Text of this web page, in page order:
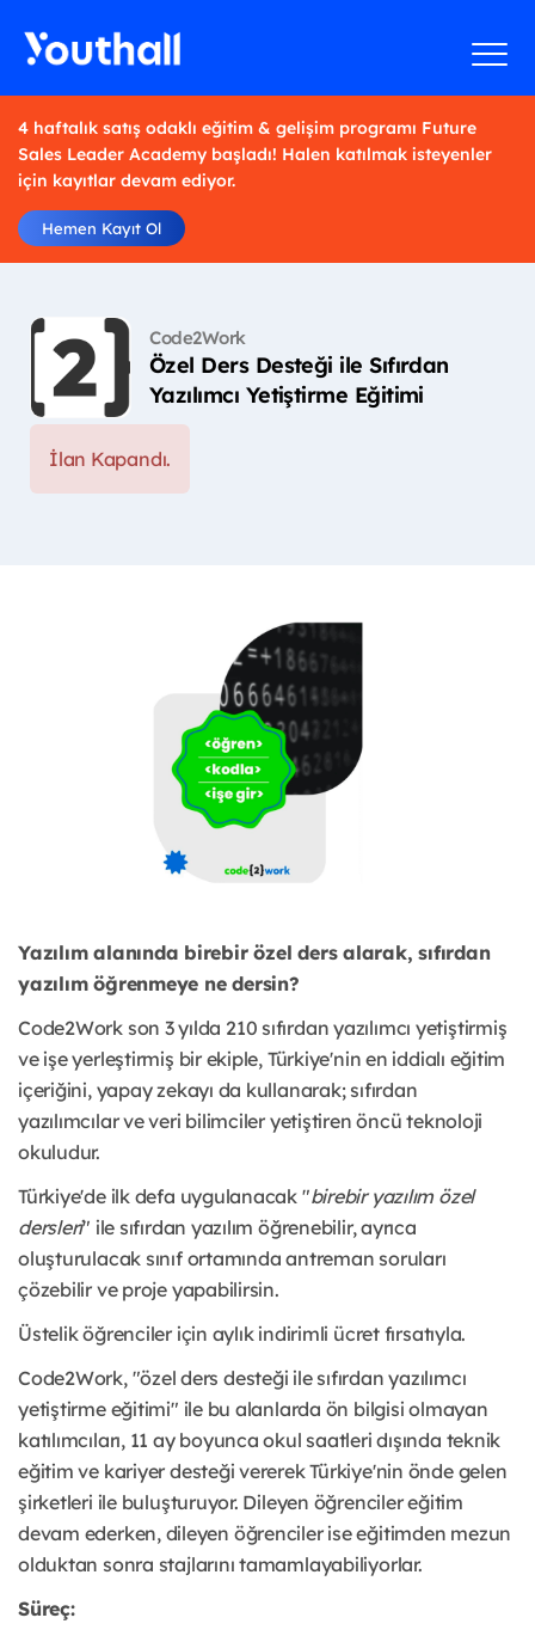
4 haftalık satış odaklı eğitim & gelişim programı Future
Sales Leader Academy başladı! Halen katılmak isteyenler
için kayıtlar devam ediyor.
Hemen Kayıt Ol
Code2Work
Özel Ders Desteği ile Sıfırdan
Yazılımcı Yetiştirme Eğitimi
İlan Kapandı.
Yazılım alanında birebir özel ders alarak, sıfırdan
yazılım öğrenmeye ne dersin?
Code2Work son 3 yılda 210 sıfırdan yazılımcı yetiştirmiş
ve işe yerleştirmiş bir ekiple, Türkiye'nin en iddialı eğitim
içeriğini, yapay zekayı da kullanarak; sıfırdan
yazılımcılar ve veri bilimciler yetiştiren öncü teknoloji
okuludur.
Türkiye'de ilk defa uygulanacak "birebir yazılım özel
dersleri" ile sıfırdan yazılım öğrenebilir, ayrıca
oluşturulacak sınıf ortamında antreman soruları
çözebilir ve proje yapabilirsin.
Üstelik öğrenciler için aylık indirimli ücret fırsatıyla.
Code2Work, "özel ders desteği ile sıfırdan yazılımcı
yetiştirme eğitimi" ile bu alanlarda ön bilgisi olmayan
katılımcıları, 11 ay boyunca okul saatleri dışında teknik
eğitim ve kariyer desteği vererek Türkiye'nin önde gelen
şirketleri ile buluşturuyor. Dileyen öğrenciler eğitim
devam ederken, dileyen öğrenciler ise eğitimden mezun
olduktan sonra stajlarını tamamlayabiliyorlar.
Süreç: